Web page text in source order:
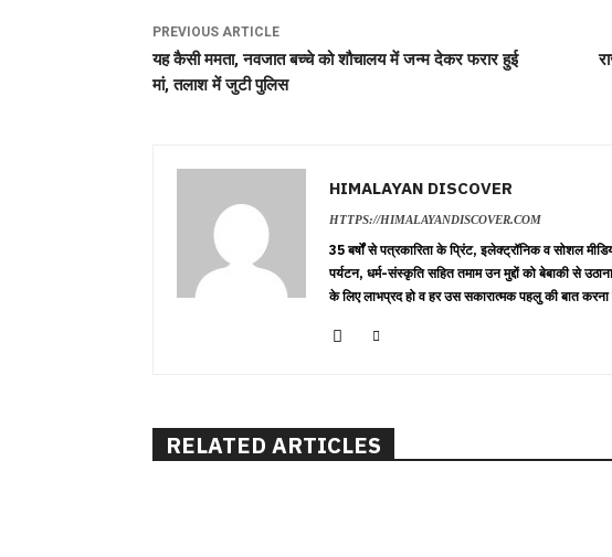
PREVIOUS ARTICLE
यह कैसी ममता, नवजात बच्चे को शौचालय में जन्म देकर फरार हुई
मां, तलाश में जुटी पुलिस
HIMALAYAN DISCOVER
HTTPS://HIMALAYANDISCOVER.COM
35 बर्षों से पत्रकारिता के प्रिंट, इलेक्ट्रॉनिक व सोशल
पर्यटन, धर्म-संस्कृति सहित तमाम उन मुद्दों को बेबाकी से
के लिए लाभप्रद हो व हर उस सकारात्मक पहलु की बात
RELATED ARTICLES